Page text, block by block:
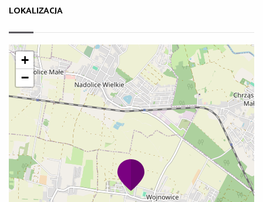
LOKALIZACJA
+
−